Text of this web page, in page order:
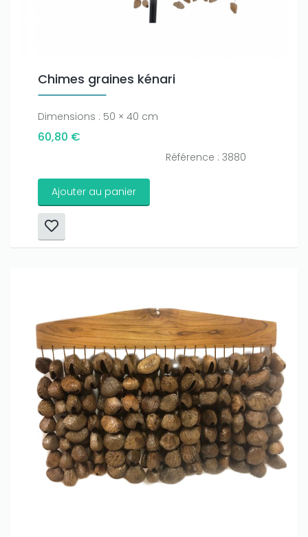
Chimes graines kénari
Dimensions : 50 × 40 cm
60,80 €
Référence : 3880
Ajouter au panier